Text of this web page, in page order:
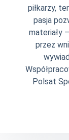
piłkarzy,
pasja
materiały
przez
Polsat